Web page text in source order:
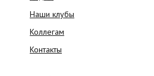
Наши клубы
Коллегам
Контакты